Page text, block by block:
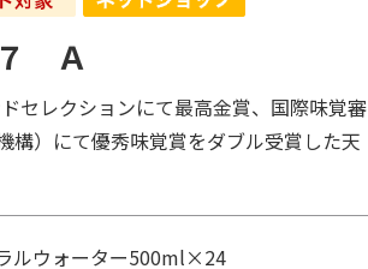
Ａ
セレクションにて最高金賞、国際味覚審
構）にて優秀味覚賞をダブル受賞した天
ルウォーター500ml×24